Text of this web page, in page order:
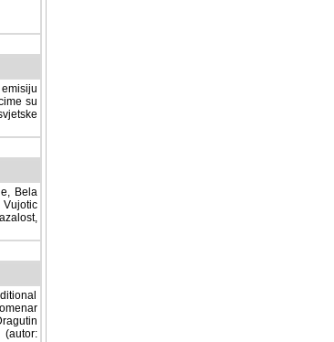
su
Bela
(autor: